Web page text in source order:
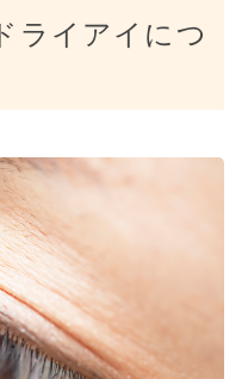
ライアイにつ